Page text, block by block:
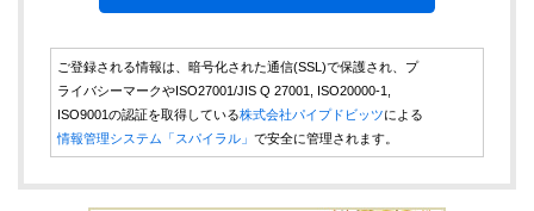
ご登録される情報は、暗号化された通信(SSL)で保護され、プ
ライバシーマークやISO27001/JIS Q 27001, ISO20000-1,
ISO9001の認証を取得している株式会社パイプドビッツによる
情報管理システム「スパイラル」 で安全に管理されます。